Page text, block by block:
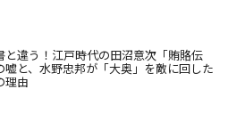
と違う！江戸時代の田沼意次「賄賂伝
嘘と、水野忠邦が「大奥」を敵に回した
理由